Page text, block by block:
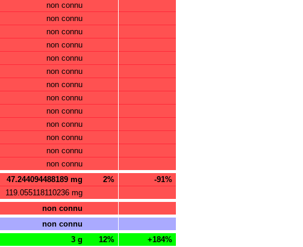
non connu
non connu
non connu
non connu
non connu
non connu
non connu
non connu
non connu
non connu
non connu
non connu
non connu
47.244094488189 mg 2%
-91%
119.055118110236 mg
non connu
non connu
3 g 12%
+184%